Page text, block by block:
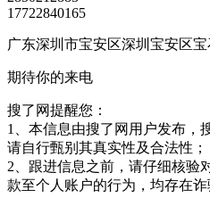
17722840165
广东深圳市宝安区深圳宝安区
期待你的来电
搜了网提醒您：
1、本信息由搜了网用户发布，
请自行甄别其真实性及合法性；
2、跟进信息之前，请仔细核验
款至个人账户的行为，均存在诈